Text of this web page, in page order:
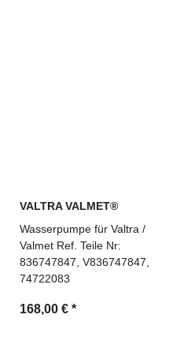
VALTRA VALMET®
Wasserpumpe für Valtra /
Valmet Ref. Teile Nr:
836747847, V836747847,
74722083
168,00 € *